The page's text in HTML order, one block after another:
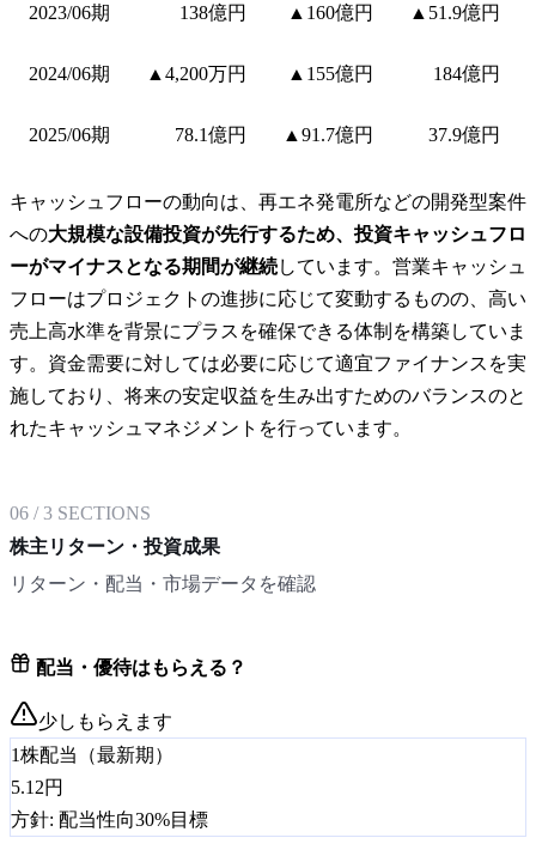
2023/06期 138億円 ▲160億円 ▲51.9億円
2024/06期 ▲4,200万円 ▲155億円 184億円
2025/06期 78.1億円 ▲91.7億円 37.9億円
キャッシュフローの動向は、再エネ発電所などの開発型案件
への大規模な設備投資が先行するため、投資キャッシュフロ
ーがマイナスとなる期間が継続しています。営業キャッシュ
フローはプロジェクトの進捗に応じて変動するものの、高い
売上高水準を背景にプラスを確保できる体制を構築していま
す。資金需要に対しては必要に応じて適宜ファイナンスを実
施しており、将来の安定収益を生み出すためのバランスのと
れたキャッシュマネジメントを行っています。
06 /3 SECTIONS
株主リターン・投資成果
リターン・配当・市場データを確認
配当・優待はもらえる？
少しもらえます
1株配当（最新期）
5.12円
方針: 配当性向30%目標